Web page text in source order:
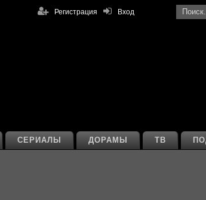
Вход
Регистрация
ТВ
ДОРАМЫ
СЕРИАЛЫ